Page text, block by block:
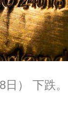
日） 下跌